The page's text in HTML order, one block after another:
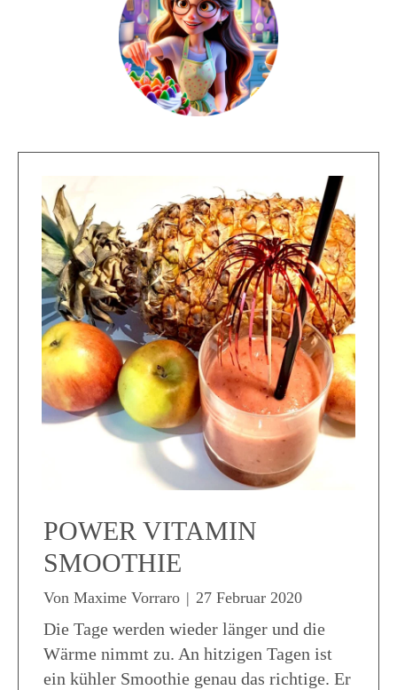
POWER VITAMIN
SMOOTHIE
Von Maxime Vorraro | 27 Februar 2020
Die Tage werden wieder länger und die
Wärme nimmt zu. An hitzigen Tagen ist
ein kühler Smoothie genau das richtige. Er